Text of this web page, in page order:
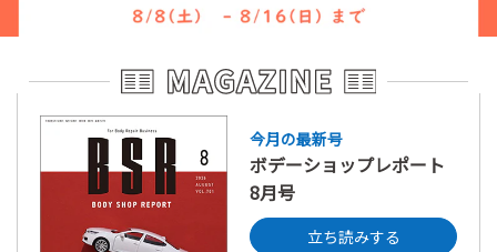
今月の最新号
ボデーショップレポート
8月号
立ち読みする